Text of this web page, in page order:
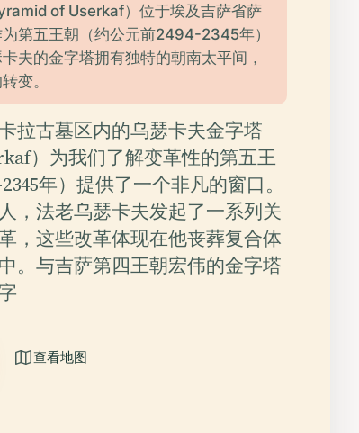
of Userkaf）位于埃及吉萨省萨
第五王朝（约公元前2494-2345年）
夫的金字塔拥有独特的朝南太平间，
变。
拉古墓区内的乌瑟卡夫金字塔
）为我们了解变革性的第五王
年）提供了一个非凡的窗口。
，法老乌瑟卡夫发起了一系列关
，这些改革体现在他丧葬复合体
。与吉萨第四王朝宏伟的金字塔
查看地图